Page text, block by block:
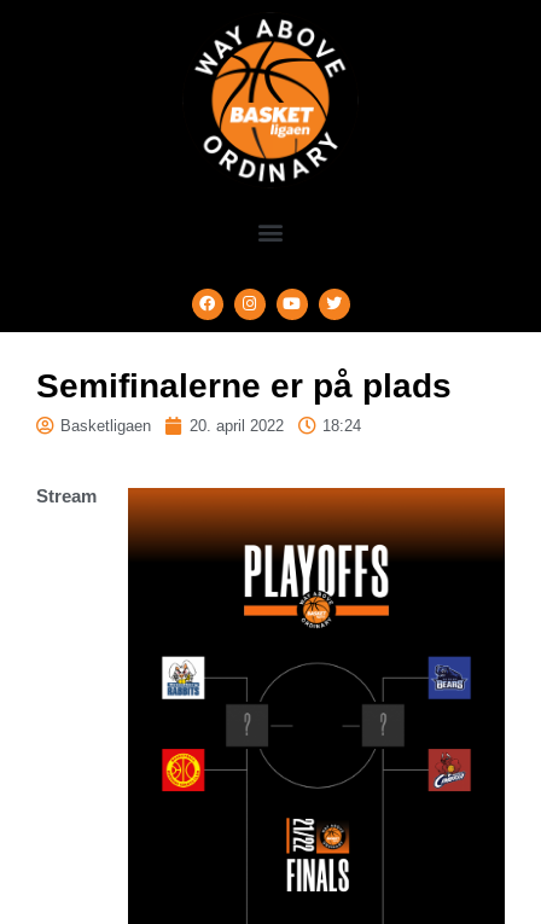
Semifinalerne er på plads
Basketligaen 20. april 2022 18:24
Stream